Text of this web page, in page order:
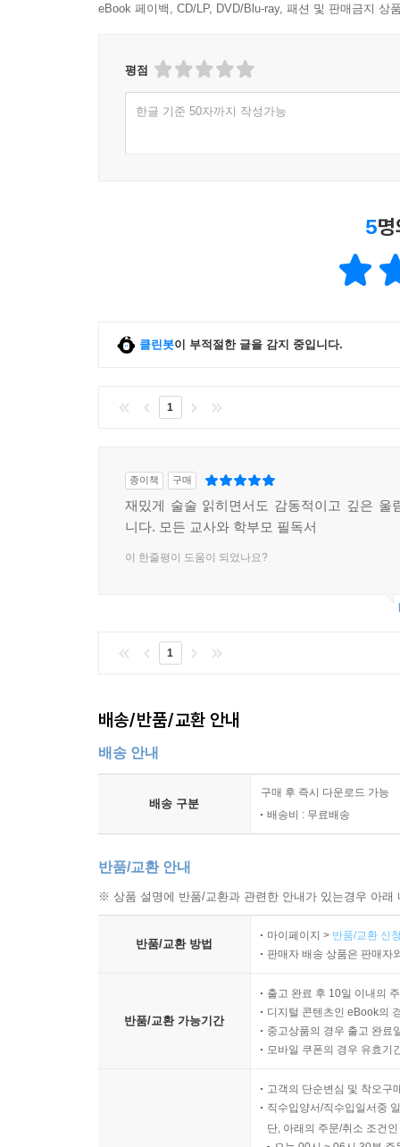
eBook 페이백, CD/LP, DVD/Blu-ray, 패션 및 판매금지 상
평점
한글 기준 50자까지 작성가능
5
클린봇이 부적절한 글을 감지 중입니다.
1
종이책 구매
재밌게 술술 읽히면서도 감동적이고 깊은 울
니다. 모든 교사와 학부모 필독서
이 한줄평이 도움이 되었나요?
1
배송/반품/교환 안내
배송 안내
배송 구분
구매 후 즉시 다운로드 가능
배송비 : 무료배송
반품/교환 안내
※ 상품 설명에 반품/교환과 관련한 안내가 있는경우 아
반품/교환 방법
마이페이지 > 반품/교환 신
판매자 배송 상품은 판매자
반품/교환 가능기간
출고 완료 후 10일 이내의
디지털 콘텐츠인 eBook의
중고상품의 경우 출고 완료
모바일 쿠폰의 경우 유효기
고객의 단순변심 및 착오구
직수입양서/직수입일서중
단, 아래의 주문/취소 조건